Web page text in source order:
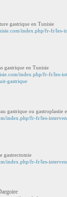
gastrique en Tunisie
index.php/fr-fr/les-
gastrique en Tunisie
index.php/fr-fr/les-
gastrique
gastrique ou gastroplastie
index.php/fr-fr/les-
gastrectomie
index.php/fr-fr/les-